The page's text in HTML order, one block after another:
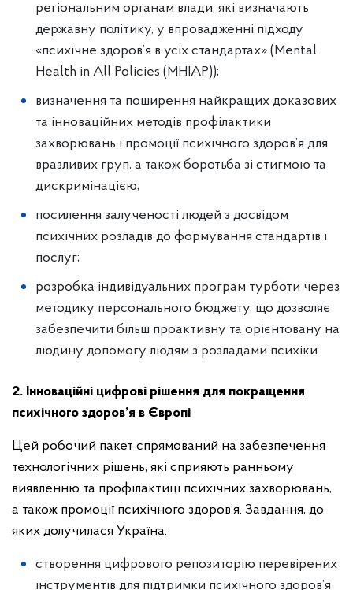
регіональним органам влади, які визначають
державну політику, у впровадженні підходу
«психічне здоров’я в усіх стандартах» (Mental
Health in All Policies (MHIAP));
визначення та поширення найкращих доказових
та інноваційних методів профілактики
захворювань і промоції психічного здоров’я для
вразливих груп, а також боротьба зі стигмою та
дискримінацією;
посилення залученості людей з досвідом
психічних розладів до формування стандартів і
послуг;
розробка індивідуальних програм турботи через
методику персонального бюджету, що дозволяє
забезпечити більш проактивну та орієнтовану на
людину допомогу людям з розладами психіки.
2. Інноваційні цифрові рішення для покращення
психічного здоров’я в Європі
Цей робочий пакет спрямований на забезпечення
технологічних рішень, які сприяють ранньому
виявленню та профілактиці психічних захворювань,
а також промоції психічного здоров’я. Завдання, до
яких долучилася Україна:
створення цифрового репозиторію перевірених
інструментів для підтримки психічного здоров’я